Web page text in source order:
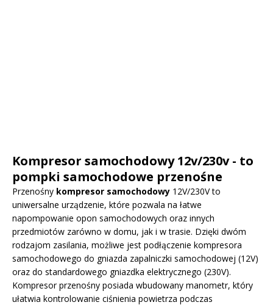
Kompresor samochodowy 12v/230v - to
pompki samochodowe przenośne
Przenośny kompresor samochodowy 12V/230V to
uniwersalne urządzenie, które pozwala na łatwe
napompowanie opon samochodowych oraz innych
przedmiotów zarówno w domu, jak i w trasie. Dzięki dwóm
rodzajom zasilania, możliwe jest podłączenie kompresora
samochodowego do gniazda zapalniczki samochodowej (12V)
oraz do standardowego gniazdka elektrycznego (230V).
Kompresor przenośny posiada wbudowany manometr, który
ułatwia kontrolowanie ciśnienia powietrza podczas